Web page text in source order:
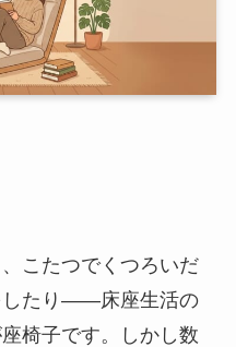
こたつでくつろいだ
したり――床座生活の
椅子です。しかし数